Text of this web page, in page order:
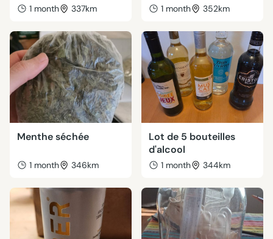
1 month 337km 1 month 352km
Menthe séchée
1 month 346km
Lot de 5 bouteilles
d'alcool
1 month 344km